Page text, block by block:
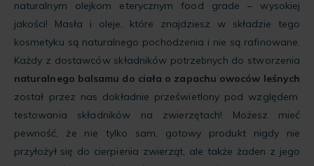
naturalnym olejkom eterycznym food grade – wysokiej
jakości! Masła i oleje, które znajdziesz w składzie tego
kosmetyku są naturalnego pochodzenia i nie są rafinowane.
Każdy z dostawców składników potrzebnych do stworzenia
naturalnego balsamu do ciała o zapachu owoców leśnych
został przez nas dokładnie prześwietlony pod względem
testowania składników na zwierzętach! Możesz mieć
pewność, że nie tylko sam, gotowy produkt nigdy nie
przyłożył się do cierpienia zwierząt, ale także żaden z jego